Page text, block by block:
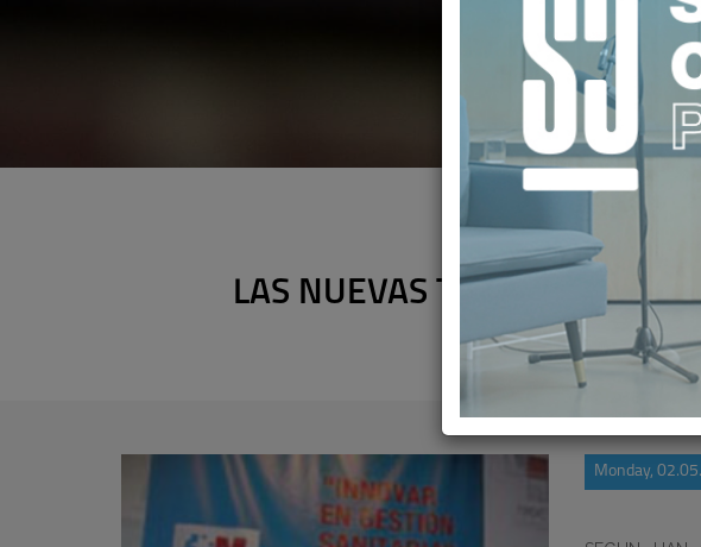
LAS NUEVAS TECNOLOGÍAS
Monday,